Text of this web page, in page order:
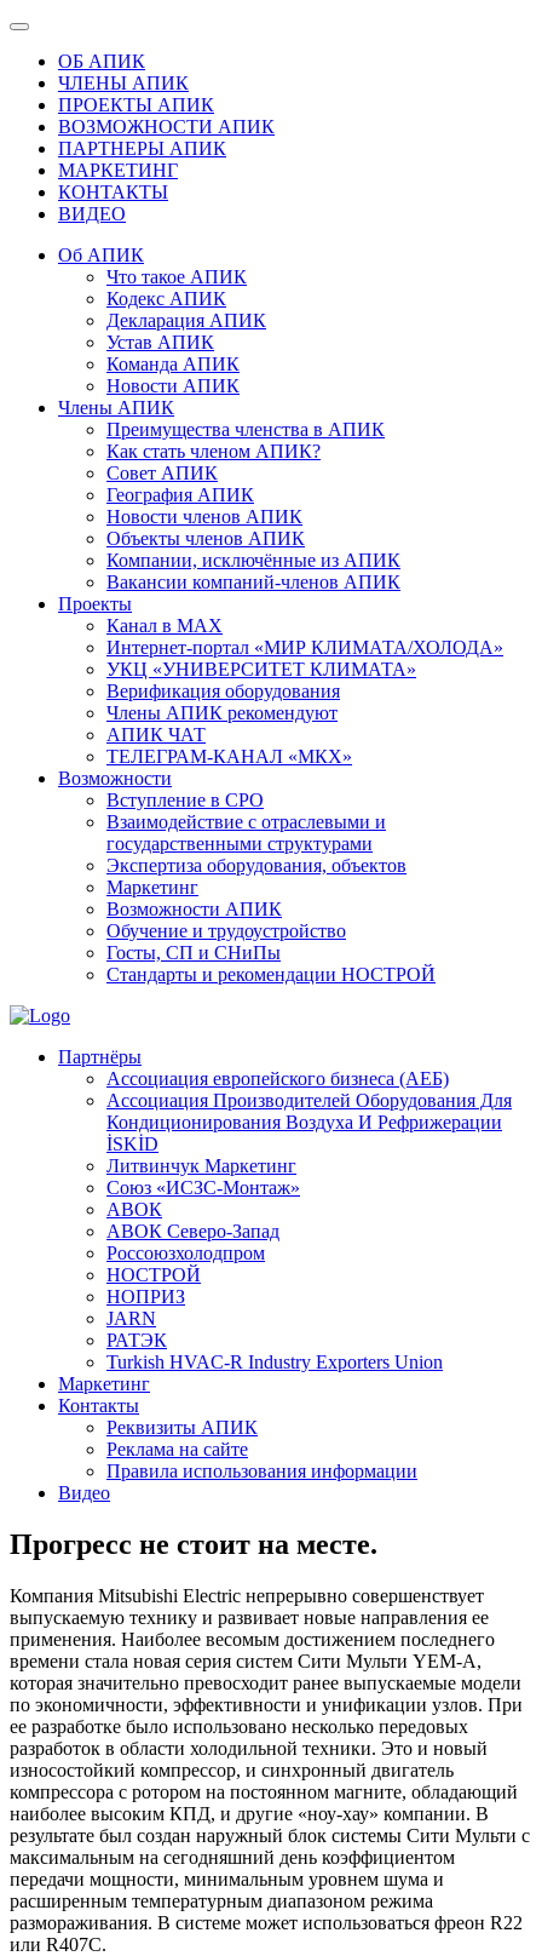
ОБ АПИК
ЧЛЕНЫ АПИК
ПРОЕКТЫ АПИК
ВОЗМОЖНОСТИ АПИК
ПАРТНЕРЫ АПИК
МАРКЕТИНГ
КОНТАКТЫ
ВИДЕО
Об АПИК
Что такое АПИК
Кодекс АПИК
Декларация АПИК
Устав АПИК
Команда АПИК
Новости АПИК
Члены АПИК
Преимущества членства в АПИК
Как стать членом АПИК?
Совет АПИК
География АПИК
Новости членов АПИК
Объекты членов АПИК
Компании, исключённые из АПИК
Вакансии компаний-членов АПИК
Проекты
Канал в MAX
Интернет-портал «МИР КЛИМАТА/ХОЛОДА»
УКЦ «УНИВЕРСИТЕТ КЛИМАТА»
Верификация оборудования
Члены АПИК рекомендуют
АПИК ЧАТ
ТЕЛЕГРАМ-КАНАЛ «МКХ»
Возможности
Вступление в СРО
Взаимодействие с отраслевыми и
государственными структурами
Экспертиза оборудования, объектов
Маркетинг
Возможности АПИК
Обучение и трудоустройство
Госты, СП и СНиПы
Стандарты и рекомендации НОСТРОЙ
Партнёры
Ассоциация европейского бизнеса (АЕБ)
Aссоциация Производителей Оборудования Для
Кондиционирования Воздуха И Рефрижерации
İSKİD
Литвинчук Маркетинг
Союз «ИСЗС-Монтаж»
АВОК
АВОК Северо-Запад
Россоюзхолодпром
НОСТРОЙ
НОПРИЗ
JARN
РАТЭК
Turkish HVAC-R Industry Exporters Union
Маркетинг
Контакты
Реквизиты АПИК
Реклама на сайте
Правила использования информации
Видео
Прогресс не стоит на месте.
Компания Mitsubishi Electric непрерывно совершенствует
выпускаемую технику и развивает новые направления ее
применения. Наиболее весомым достижением последнего
времени стала новая серия систем Сити Мульти YEM-A,
которая значительно превосходит ранее выпускаемые модели
по экономичности, эффективности и унификации узлов. При
ее разработке было использовано несколько передовых
разработок в области холодильной техники. Это и новый
износостойкий компрессор, и синхронный двигатель
компрессора с ротором на постоянном магните, обладающий
наиболее высоким КПД, и другие «ноу-хау» компании. В
результате был создан наружный блок системы Сити Мульти с
максимальным на сегодняшний день коэффициентом
передачи мощности, минимальным уровнем шума и
расширенным температурным диапазоном режима
размораживания. В системе может использоваться фреон R22
или R407C.